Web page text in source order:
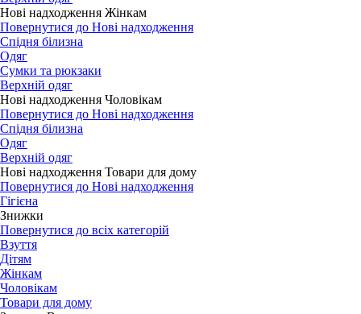
Нові надходження Жінкам
Повернутися до Нові надходження
Спідня білизна
Одяг
Сумки та рюкзаки
Верхній одяг
Нові надходження Чоловікам
Повернутися до Нові надходження
Спідня білизна
Одяг
Верхній одяг
Нові надходження Товари для дому
Повернутися до Нові надходження
Гігієна
Знижки
Повернутися до всіх категорій
Взуття
Дітям
Жінкам
Чоловікам
Товари для дому